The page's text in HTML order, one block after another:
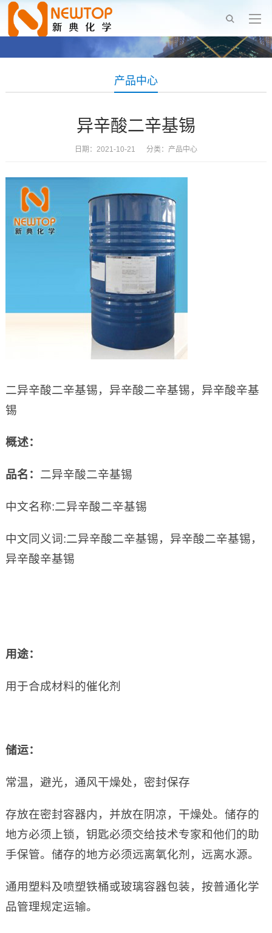
产品中心
异辛酸二辛基锡
日期：2021-10-21 分类： 产品中心
二异辛酸二辛基锡，异辛酸二辛基锡，异辛酸辛基
锡
概述：
品名： 二异辛酸二辛基锡
中文名称:二异辛酸二辛基锡
中文同义词:二异辛酸二辛基锡，异辛酸二辛基锡，
异辛酸辛基锡
用途：
用于合成材料的催化剂
储运：
常温，避光，通风干燥处，密封保存
存放在密封容器内，并放在阴凉，干燥处。储存的
地方必须上锁，钥匙必须交给技术专家和他们的助
手保管。储存的地方必须远离氧化剂，远离水源。
通用塑料及喷塑铁桶或玻璃容器包装，按普通化学
品管理规定运输。